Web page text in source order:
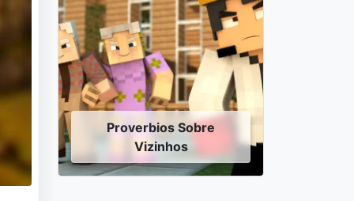
Proverbios Sobre
Vizinhos